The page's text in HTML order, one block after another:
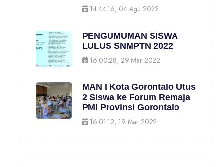
14:44:16, 04 Agu 2022
PENGUMUMAN SISWA
LULUS SNMPTN 2022
16:00:28, 29 Mar 2022
MAN I Kota Gorontalo Utus
2 Siswa ke Forum Remaja
PMI Provinsi Gorontalo
16:01:12, 19 Mar 2022